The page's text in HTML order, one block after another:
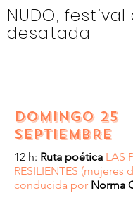
NUDO,
desatada
​DOMINGO 25
SEPTIEMBRE
12 h: Ruta poética LAS
RESILIENTES (mujeres
conducida por Norma